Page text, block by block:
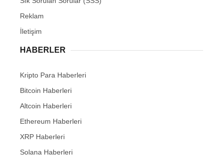
Reklam
İletişim
HABERLER
Kripto Para Haberleri
Bitcoin Haberleri
Altcoin Haberleri
Ethereum Haberleri
XRP Haberleri
Solana Haberleri